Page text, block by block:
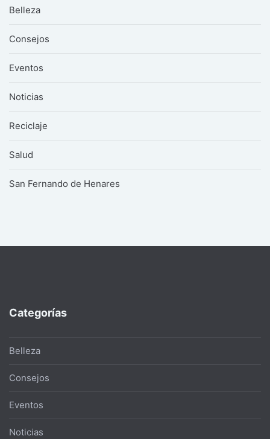
Belleza
Consejos
Eventos
Noticias
Reciclaje
Salud
San Fernando de Henares
Categorías
Belleza
Consejos
Eventos
Noticias